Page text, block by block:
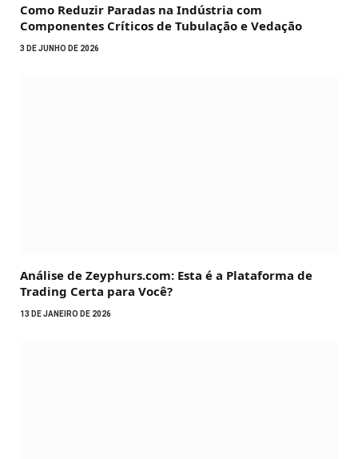
Como Reduzir Paradas na Indústria com
Componentes Críticos de Tubulação e Vedação
3 DE JUNHO DE 2026
Análise de Zeyphurs.com: Esta é a Plataforma de
Trading Certa para Você?
13 DE JANEIRO DE 2026